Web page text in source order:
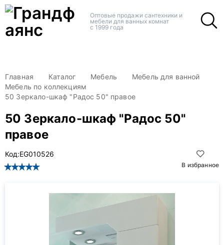
Оптовые продажи сантехники и
мебели для ванных комнат
с 1999 года
Главная Каталог Мебель
Мебель для ванной
Мебель по коллекциям
50 Зеркало-шкаф "Радос 50" правое
50 Зеркало-шкаф "Радос 50"
правое
В избранное
Код:EG010526